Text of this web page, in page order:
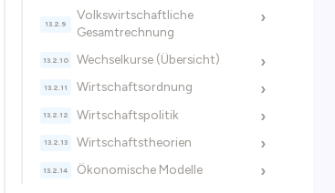
›
Volkswirtschaftliche
Gesamtrechnung
›
Wechselkurse (Übersicht)
›
Wirtschaftsordnung
›
Wirtschaftspolitik
›
Wirtschaftstheorien
›
Ökonomische Modelle